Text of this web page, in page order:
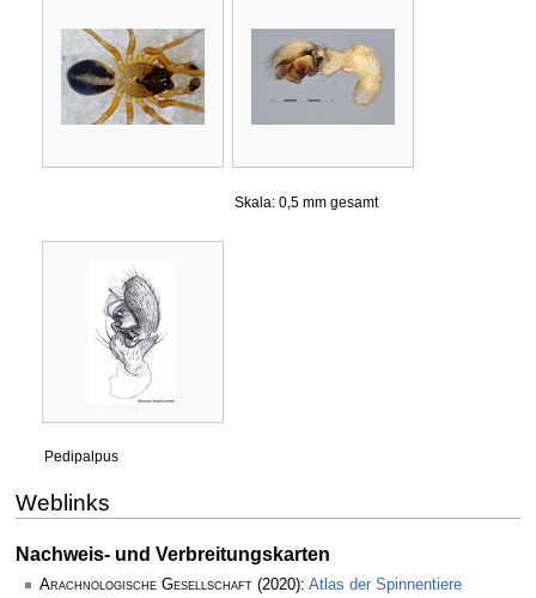
Skala: 0,5 mm gesamt
Pedipalpus
Weblinks
Nachweis- und Verbreitungskarten
Arachnologische Gesellschaft (2020): Atlas der Spinnentiere